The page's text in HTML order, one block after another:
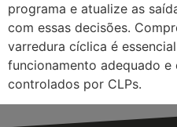
programa e atualize as
com essas decisões.
varredura cíclica é
funcionamento adequado
controlados por CLPs.